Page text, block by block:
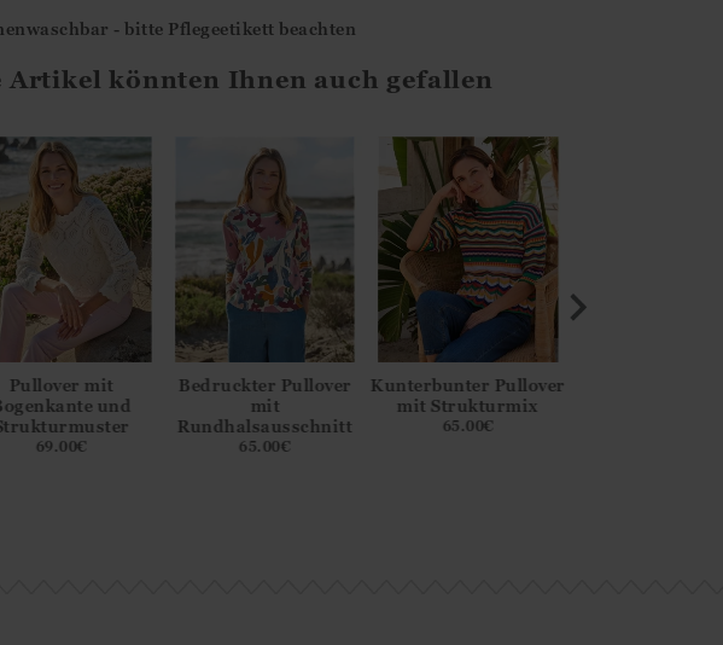
- bitte Pflegeetikett beachten
Artikel könnten Ihnen auch gefallen
Pullover mit
und
69.00€
Bedruckter Pullover
mit
Rundhalsausschnitt
65.00€
Kunterbunter Pullover
mit Strukturmix
65.00€